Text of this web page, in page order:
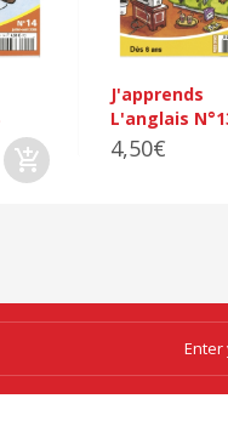
J'apprends
L'anglais
4,50€